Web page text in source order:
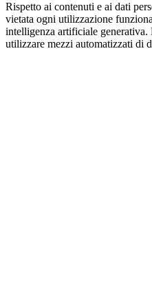
Rispetto ai contenuti e ai dati
vietata ogni utilizzazione
intelligenza artificiale generativa.
utilizzare mezzi automatizzati di